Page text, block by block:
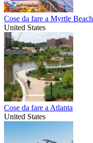
Cose da fare a Myrtle Beach
United States
Cose da fare a Atlanta
United States